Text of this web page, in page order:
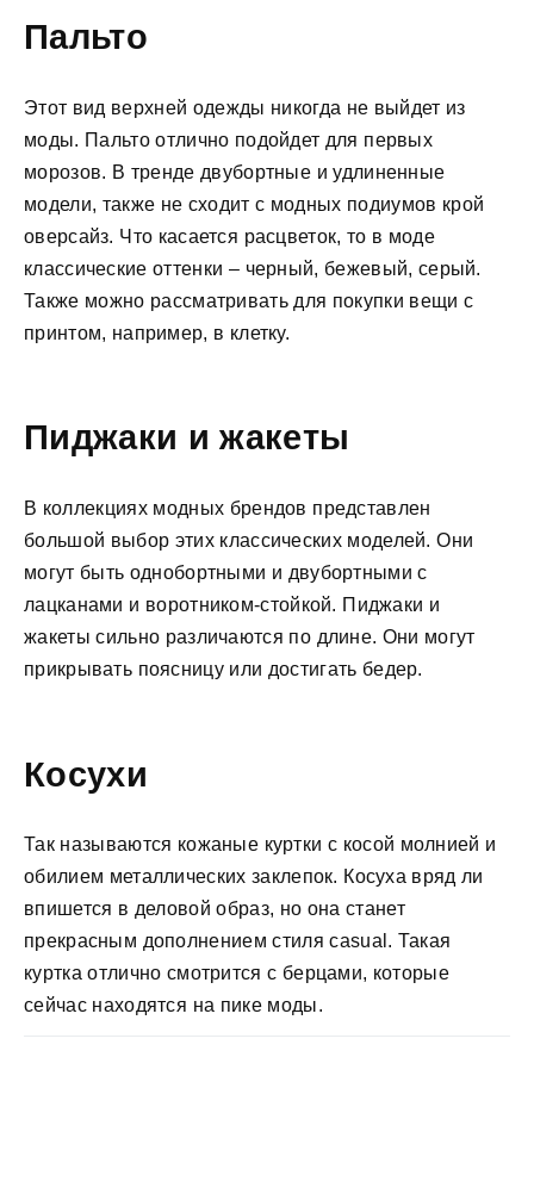
Пальто
Этот вид верхней одежды никогда не выйдет из
моды. Пальто отлично подойдет для первых
морозов. В тренде двубортные и удлиненные
модели, также не сходит с модных подиумов крой
оверсайз. Что касается расцветок, то в моде
классические оттенки – черный, бежевый, серый.
Также можно рассматривать для покупки вещи с
принтом, например, в клетку.
Пиджаки и жакеты
В коллекциях модных брендов представлен
большой выбор этих классических моделей. Они
могут быть однобортными и двубортными с
лацканами и воротником-стойкой. Пиджаки и
жакеты сильно различаются по длине. Они могут
прикрывать поясницу или достигать бедер.
Косухи
Так называются кожаные куртки с косой молнией и
обилием металлических заклепок. Косуха вряд ли
впишется в деловой образ, но она станет
прекрасным дополнением стиля casual. Такая
куртка отлично смотрится с берцами, которые
сейчас находятся на пике моды.